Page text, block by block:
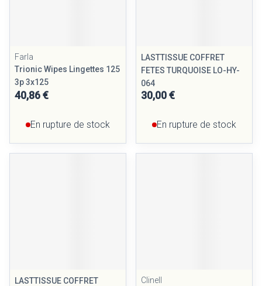
Farla
Trionic Wipes Lingettes 125
3p 3x125
40,86 €
En rupture de stock
LASTTISSUE COFFRET
FETES TURQUOISE LO-HY-
064
30,00 €
En rupture de stock
LASTTISSUE COFFRET
Clinell